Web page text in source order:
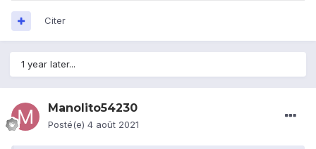
Citer
1 year later...
Manolito54230
Posté(e) 4 août 2021